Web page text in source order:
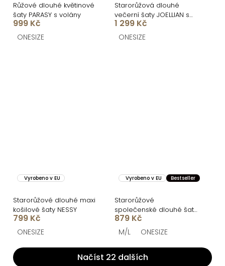
Růžové dlouhé květinové
šaty PARASY s volány
999 Kč
ONESIZE
Starorůžová dlouhé
večerní šaty JOELLIAN s
dlouhým rukávem
1 299 Kč
ONESIZE
Vyrobeno v EU
Starorůžové dlouhé maxi
košilové šaty NESSY
799 Kč
ONESIZE
Vyrobeno v EU Bestseller
Starorůžové
společenské dlouhé šaty
LERDISEL
879 Kč
M/L ONESIZE
Načíst 22 dalších